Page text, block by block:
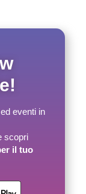
eventi in
scopri
il tuo